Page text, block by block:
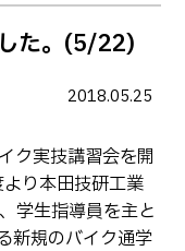
た。(5/22)
2018.05.25
ク実技講習会を開
り本田技研工業
学生指導員を主と
新規のバイク通学
クセス